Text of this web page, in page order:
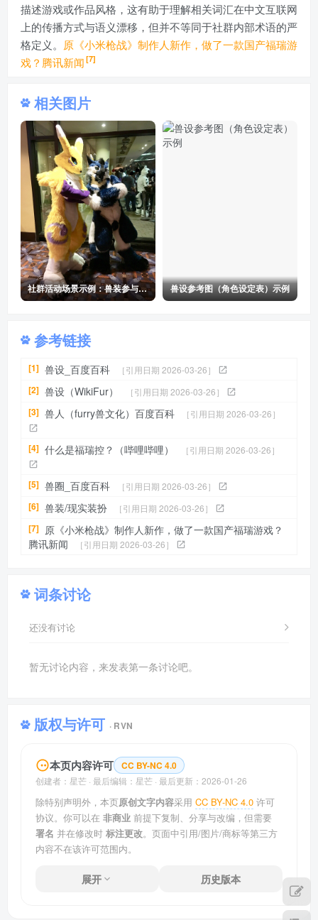
描述游戏或作品风格，这有助于理解相关词汇在中文互联网
上的传播方式与语义漂移，但并不等同于社群内部术语的严
格定义。 原《小米枪战》制作人新作，做了一款国产福瑞游
戏？腾讯新闻 [7]
相关图片
社群活动场景示例：兽装参与者合影 兽设参考图（角色设定表）示例
参考链接
[1] 兽设_百度百科 ［引用日期 2026-03-26］
[2] 兽设（WikiFur） ［引用日期 2026-03-26］
[3] 兽人（furry兽文化）百度百科 ［引用日期 2026-03-26］
[4] 什么是福瑞控？（哔哩哔哩） ［引用日期 2026-03-26］
[5] 兽圈_百度百科 ［引用日期 2026-03-26］
[6] 兽装/现实装扮 ［引用日期 2026-03-26］
[7] 原《小米枪战》制作人新作，做了一款国产福瑞游戏？
腾讯新闻
［引用日期 2026-03-26］
词条讨论
还没有讨论
暂无讨论内容，来发表第一条讨论吧。
版权与许可 · RVN
本页内容许可 CC BY-NC 4.0
创建者： 星芒 · 最后编辑： 星芒 · 最后更新： 2026-01-26
除特别声明外，本页原创文字内容采用 CC BY-NC 4.0 许可
协议。你可以在 非商业 前提下复制、分享与改编，但需要
署名 并在修改时 标注更改。页面中引用/图片/商标等第三方
内容不在该许可范围内。
展开 历史版本